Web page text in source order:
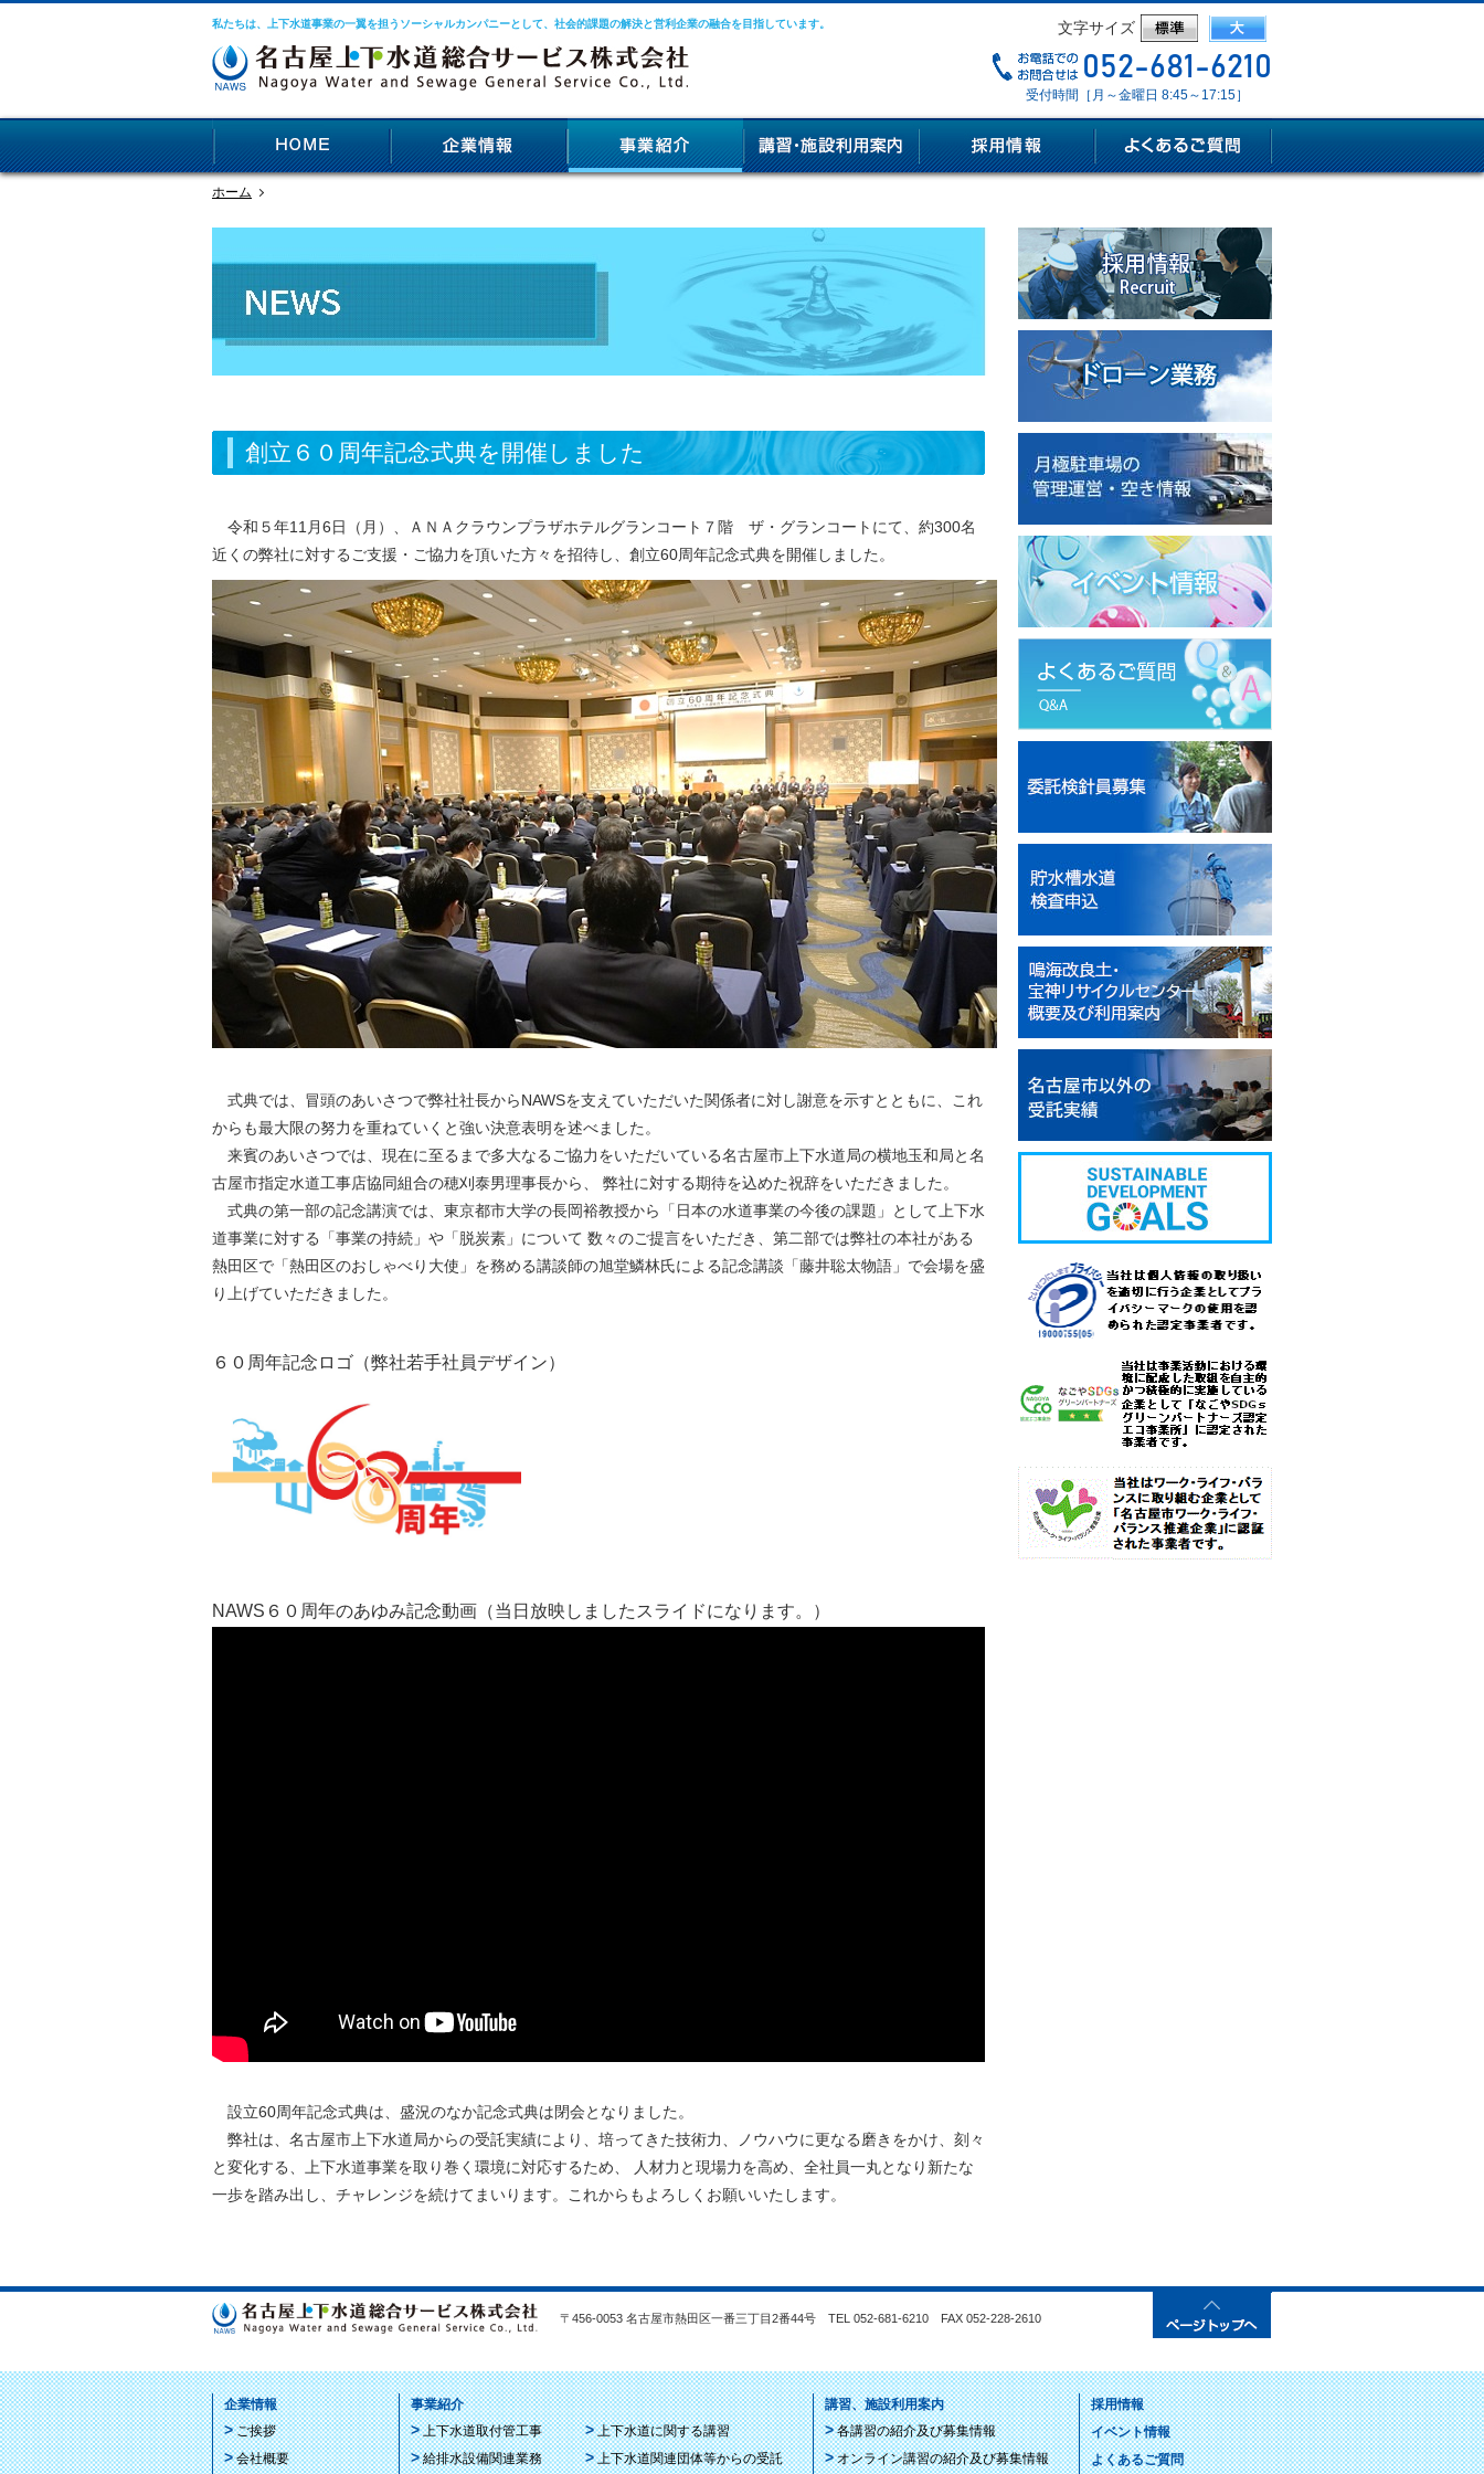
私たちは、上下水道事業の一翼を担うソーシャルカンパニーとして、社会的課題の解決と営利企業の融合を目指しています。 文字サイズ
受付時間［月～金曜日 8:45～17:15］
ホーム
創立６０周年記念式典を開催しました
令和５年11月6日（月）、ＡＮＡクラウンプラザホテルグランコート７階 ザ・グランコートにて、約300名
近くの弊社に対するご支援・ご協力を頂いた方々を招待し、創立60周年記念式典を開催しました。
式典では、冒頭のあいさつで弊社社長からNAWSを支えていただいた関係者に対し謝意を示すとともに、これ
からも最大限の努力を重ねていくと強い決意表明を述べました。
来賓のあいさつでは、現在に至るまで多大なるご協力をいただいている名古屋市上下水道局の横地玉和局と名
古屋市指定水道工事店協同組合の穂刈泰男理事長から、 弊社に対する期待を込めた祝辞をいただきました。
式典の第一部の記念講演では、東京都市大学の長岡裕教授から「日本の水道事業の今後の課題」として上下水
道事業に対する「事業の持続」や「脱炭素」について 数々のご提言をいただき、第二部では弊社の本社がある
熱田区で「熱田区のおしゃべり大使」を務める講談師の旭堂鱗林氏による記念講談「藤井聡太物語」で会場を盛
り上げていただきました。
６０周年記念ロゴ（弊社若手社員デザイン）
NAWS６０周年のあゆみ記念動画（当日放映しましたスライドになります。）
設立60周年記念式典は、盛況のなか記念式典は閉会となりました。
弊社は、名古屋市上下水道局からの受託実績により、培ってきた技術力、ノウハウに更なる磨きをかけ、刻々
と変化する、上下水道事業を取り巻く環境に対応するため、 人材力と現場力を高め、全社員一丸となり新たな
一歩を踏み出し、チャレンジを続けてまいります。これからもよろしくお願いいたします。
〒456-0053 名古屋市熱田区一番三丁目2番44号 TEL 052-681-6210 FAX 052-228-2610
企業情報
ご挨拶
会社概要
事業紹介
上下水道取付管工事
給排水設備関連業務
上下水道に関する講習
上下水道関連団体等からの受託
講習、施設利用案内
各講習の紹介及び募集情報
オンライン講習の紹介及び募集情報
採用情報
イベント情報
よくあるご質問